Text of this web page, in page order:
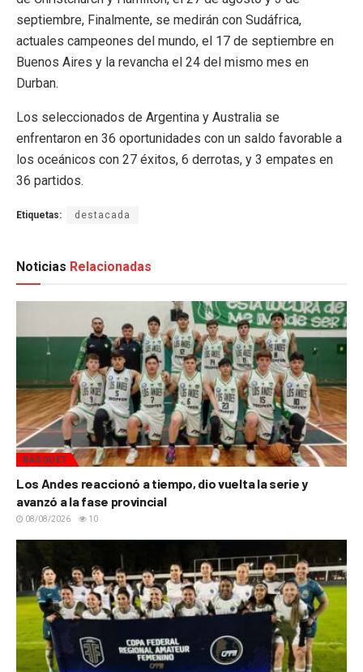
septiembre, Finalmente, se medirán con Sudáfrica,
actuales campeones del mundo, el 17 de septiembre en
Buenos Aires y la revancha el 24 del mismo mes en
Durban.
Los seleccionados de Argentina y Australia se
enfrentaron en 36 oportunidades con un saldo favorable a
los oceánicos con 27 éxitos, 6 derrotas, y 3 empates en
36 partidos.
Etiquetas: destacada
Noticias Relacionadas
BÁSQUET
Los Andes reaccionó a tiempo, dio vuelta la serie y
avanzó a la fase provincial
08/08/2026 10